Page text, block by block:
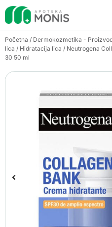
Početna / Dermokozmetika -
lica / Hidratacija lica / Neutrogena
30 50 ml